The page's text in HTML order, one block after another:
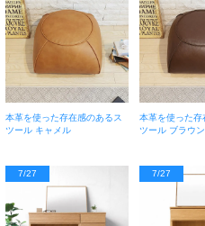
本革を使った存在感のあるス
ツール キャメル
本革を使った存
ツール ブラウン
7/27 7/27